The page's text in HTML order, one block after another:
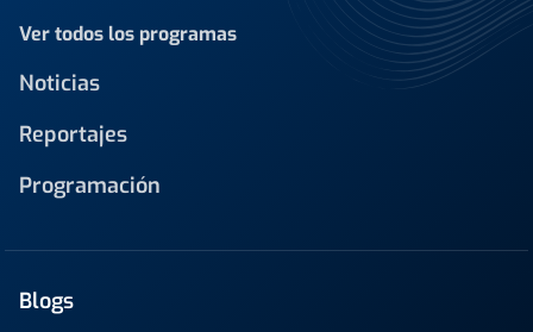
Ver todos los programas
Noticias
Reportajes
Programación
Blogs